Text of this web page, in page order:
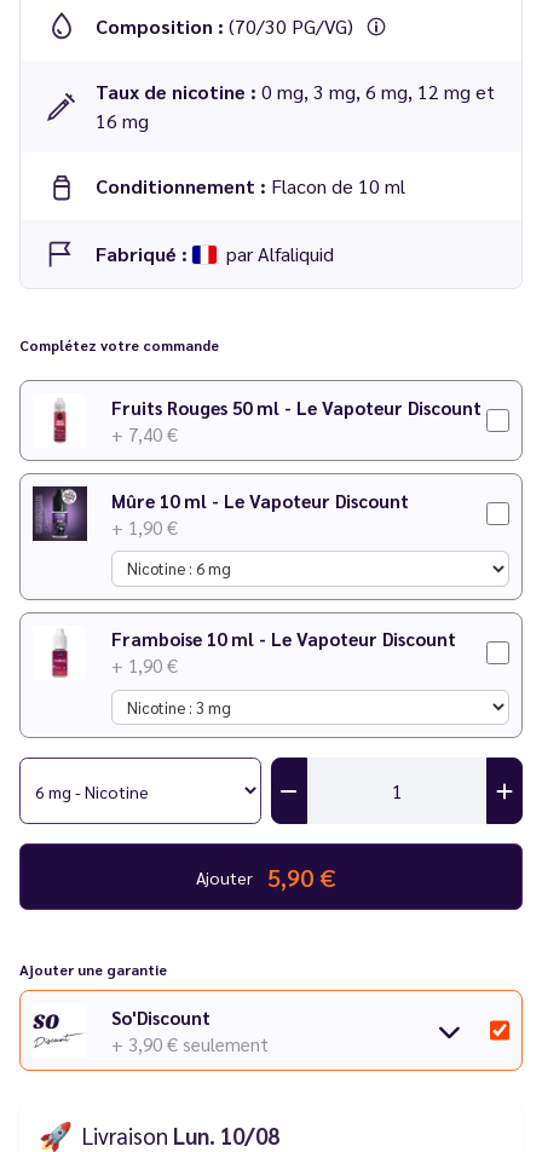
Composition : (70/30 PG/VG)
Taux de nicotine : 0 mg, 3 mg, 6 mg, 12 mg et
16 mg
Conditionnement : Flacon de 10 ml
Fabriqué : par Alfaliquid
autour des fruits rouges signée Le Vapoteur Discount !
Complétez votre commande
Fruits Rouges 50 ml - Le Vapoteur Discount
+ 7,40 €
Mûre 10 ml - Le Vapoteur Discount
+ 1,90 €
Framboise 10 ml - Le Vapoteur Discount
+ 1,90 €
Ajouter 5,90 €
Ajouter une garantie
So'Discount
+ 3,90 € seulement
🚀 Livraison Lun. 10/08